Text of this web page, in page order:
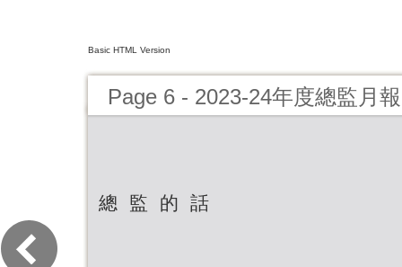
Basic HTML Version
Page 6 - 2023-24年度總監月
總 監 的 話